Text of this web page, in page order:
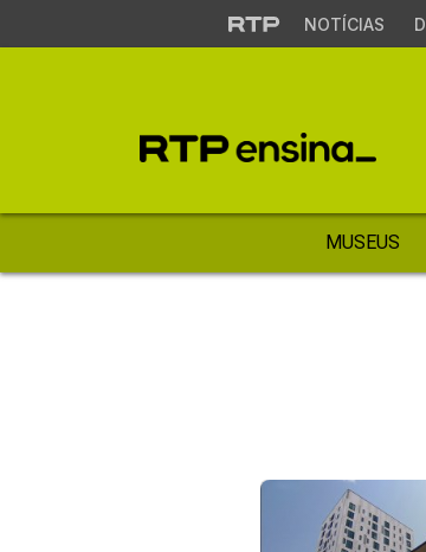
NOTÍCIAS
MUSEUS